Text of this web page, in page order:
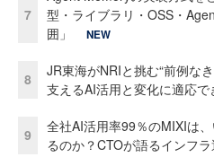
7
型・ライブラリ・OSS・
囲」
NEW
8
JR東海がNRIと挑む“前例な
支えるAI活用と変化に適応
9
全社AI活用率99％のMIXIは
るのか？CTOが語るインフ